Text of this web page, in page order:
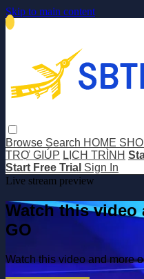
Skip to main content
Browse Search HOME
TRỢ GIÚP LỊCH TRÌNH
Start Free Trial Sign In
Live stream preview
Watch this video
GO
Watch this video and more